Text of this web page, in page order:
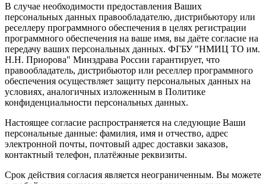
В случае необходимости предоставления Ваших
персональных данных правообладателю, дистрибьютору или
реселлеру программного обеспечения в целях регистрации
программного обеспечения на ваше имя, вы даёте согласие на
передачу ваших персональных данных. ФГБУ "НМИЦ ТО им.
Н.Н. Приорова" Минздрава России гарантирует, что
правообладатель, дистрибьютор или реселлер программного
обеспечения осуществляет защиту персональных данных на
условиях, аналогичных изложенным в Политике
конфиденциальности персональных данных.
Настоящее согласие распространяется на следующие Ваши
персональные данные: фамилия, имя и отчество, адрес
электронной почты, почтовый адрес доставки заказов,
контактный телефон, платёжные реквизиты.
Срок действия согласия является неограниченным. Вы можете